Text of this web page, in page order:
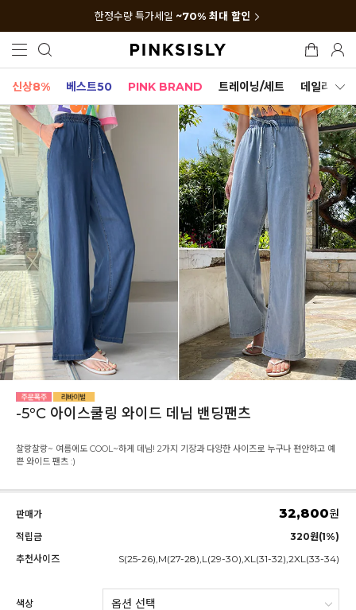
한정수량 특가세일 ~70% 최대 할인
신상8% 베스트50 PINK BRAND 트레이닝/세트 데일리세트
-5ºC 아이스쿨링 와이드 데님 밴딩팬츠
찰랑찰랑~ 여름에도 COOL~하게 데님! 2가지 기장과 다양한 사이즈로 누구나 편안하고 예
쁜 와이드 팬츠 :)
판매가 32,800원
적립금
320원(1%)
추천사이즈
S(25-26),M(27-28),L(29-30),XL(31-32),2XL(33-34)
색상